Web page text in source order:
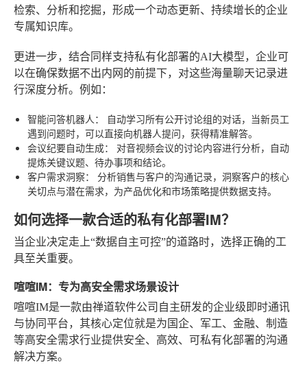
检索、分析和挖掘，形成一个动态更新、持续增长的企业
专属知识库。
更进一步，结合同样支持私有化部署的AI大模型，企业可
以在确保数据不出内网的前提下，对这些海量聊天记录进
行深度分析。例如：
智能问答机器人：
自动学习所有公开讨论组的对话，当新员工
遇到问题时，可以直接向机器人提问，获得精准解答。
会议纪要自动生成：
对音视频会议的讨论内容进行分析，自动
提炼关键议题、待办事项和结论。
客户需求洞察：
分析销售与客户的沟通记录，洞察客户的核心
关切点与潜在需求，为产品优化和市场策略提供数据支持。
如何选择一款合适的私有化部署IM？
当企业决定走上“数据自主可控”的道路时，选择正确的工
具至关重要。
喧喧IM：专为高安全需求场景设计
喧喧IM是一款由禅道软件公司自主研发的企业级即时通讯
与协同平台，其核心定位就是为国企、军工、金融、制造
等高安全需求行业提供安全、高效、可私有化部署的沟通
解决方案。